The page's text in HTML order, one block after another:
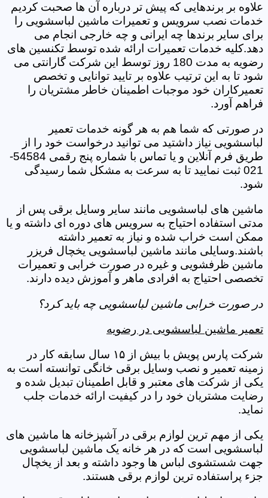
علاوه بر برندهایی که پیش تر درباره آن ها صحبت کردیم
خدمات نصب سرویس و تعمیرات ماشین لباسشویی را
برای سایر برندها چه ایرانی و چه خارجی انجام می
دهد.کلیه خدمات تعمیرات ارائه شده توسط تکنسین های
رضویه به مدت 180 روز توسط این شرکت گارانتی می
شود تا به این ترتیب علاوه بر تایید توانایی و تخصص
تعمیرکاران خود موجبات اطمینان خاطر مشتریان را
فراهم آورد.
در صورتی که شما هم به هر گونه خدمات تعمیر
لباسشویی نیاز داشتید می توانید درخواست خود را از
طریق فرم آنلاین و یا تماس با شماره پنج رقمی 54584-
021 ثبت نمایید تا به سرعت به مشکل شما رسیدگی
شود.
ماشین های لباسشویی مانند سایر وسایل برقی پس از
مدتی استفاده احتیاج به سرویس های دوره ای داشته و یا
ممکن است خراب شده و نیاز به تعمیر داشته
باشند.وسایلی مانند ماشین لباسشویی یخچال فریزر
ماشین ظرفشویی و غیره در صورت خرابی و تعمیرات
تخصصی احتیاج به افرادی ماهر و آموزش دیده دارند.
در صورت خرابی ماشین لباسشویی چه باید کرد؟
تعمیر ماشین لباسشویی در رضویه
شرکت پارس پویش با بیش از ۱۵ سال سابقه کار در
زمینه تعمیر و نصب وسایل برقی خانگی توانسته است به
یکی از شرکت های معتبر و قابل اطمینان تبدیل شده و
رضایت مشتریان خود را در کیفیت ارائه خدمات جلب
نماید.
یکی از مهم ترین لوازم برقی در آشپزخانه ها ماشین های
لباسشویی است که در هر خانه یک ماشین لباسشویی
جهت شستشوی لباس ها وجود داشته و بعد از یخچال
جزء پراستفاده ترین لوازم برقی هستند.